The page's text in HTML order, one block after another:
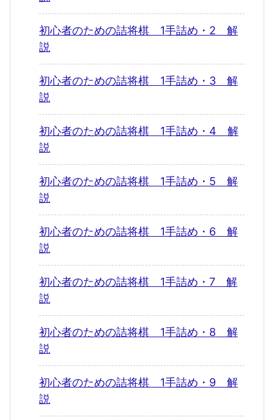
初心者のための詰将棋 1手詰め・2 解
説
初心者のための詰将棋 1手詰め・3 解
説
初心者のための詰将棋 1手詰め・4 解
説
初心者のための詰将棋 1手詰め・5 解
説
初心者のための詰将棋 1手詰め・6 解
説
初心者のための詰将棋 1手詰め・7 解
説
初心者のための詰将棋 1手詰め・8 解
説
初心者のための詰将棋 1手詰め・9 解
説